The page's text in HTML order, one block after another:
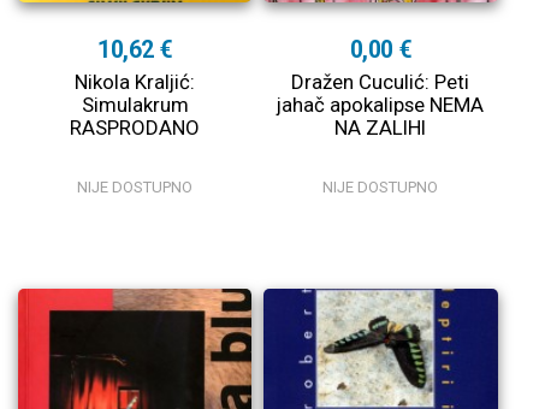
10,62 €
Nikola Kraljić:
Simulakrum
RASPRODANO
NIJE DOSTUPNO
0,00 €
Dražen Cuculić: Peti
jahač apokalipse NEMA
NA ZALIHI
NIJE DOSTUPNO